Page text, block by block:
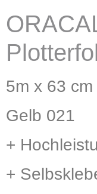
5m x 63 cm
Gelb 021
+
+